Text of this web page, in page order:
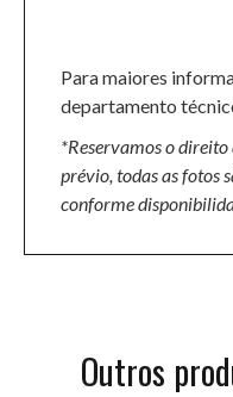
Para maiores
departamento
*Reservamos o
prévio, todas as fotos
conforme
Outros